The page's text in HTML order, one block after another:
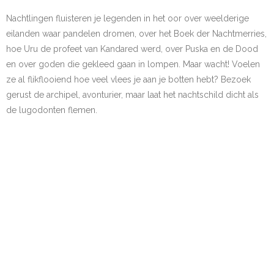
Nachtlingen fluisteren je legenden in het oor over weelderige
eilanden waar pandelen dromen, over het Boek der Nachtmerries,
hoe Uru de profeet van Kandared werd, over Puska en de Dood
en over goden die gekleed gaan in lompen. Maar wacht! Voelen
ze al flikflooiend hoe veel vlees je aan je botten hebt? Bezoek
gerust de archipel, avonturier, maar laat het nachtschild dicht als
de lugodonten flemen.